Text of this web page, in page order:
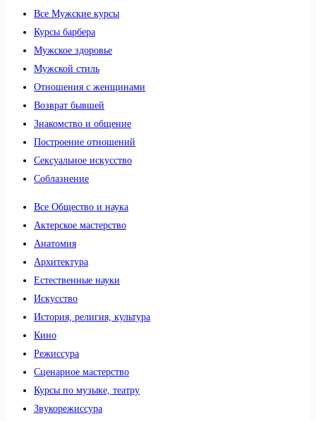
Все Мужские курсы
Курсы барбера
Мужское здоровье
Мужской стиль
Отношения с женщинами
Возврат бывшей
Знакомство и общение
Построение отношений
Сексуальное искусство
Соблазнение
Все Общество и наука
Актерское мастерство
Анатомия
Архитектура
Естественные науки
Искусство
История, религия, культура
Кино
Режиссура
Сценарное мастерство
Курсы по музыке, театру
Звукорежиссура